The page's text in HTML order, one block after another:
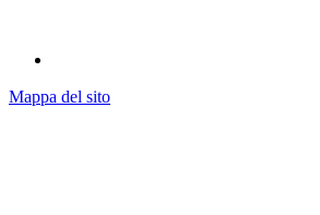
Mappa del sito